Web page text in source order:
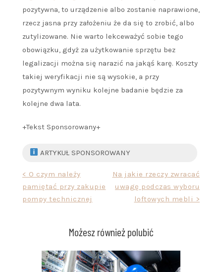
pozytywna, to urządzenie albo zostanie naprawione,
rzecz jasna przy założeniu że da się to zrobić, albo
zutylizowane. Nie warto lekceważyć sobie tego
obowiązku, gdyż za użytkowanie sprzętu bez
legalizacji można się narazić na jakąś karę. Koszty
takiej weryfikacji nie są wysokie, a przy
pozytywnym wyniku kolejne badanie będzie za
kolejne dwa lata.
+Tekst Sponsorowany+
ARTYKUŁ SPONSOROWANY
Nawigacja
wpisu
< O czym należy
pamiętać przy zakupie
pompy technicznej
Na jakie rzeczy zwracać
uwagę podczas wyboru
loftowych mebli >
Możesz również polubić